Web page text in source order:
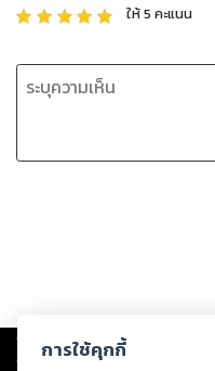
ให้5 คะแนน
Copyright © 2026
ต่อผลงานหรือเนื้อหาใดที่อัปโหลดผ่
การใช้คุกกี้